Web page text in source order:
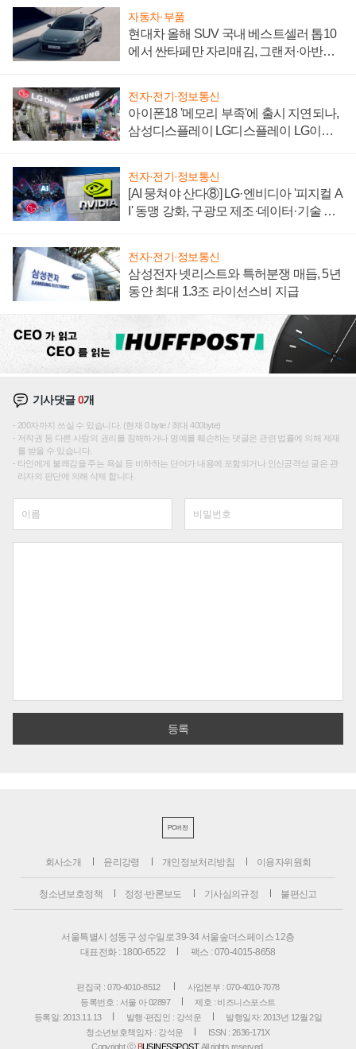
자동차·부품
현대차 올해 SUV 국내 베스트셀러 톱10
에서 싼타페만 자리매김, 그랜저·아반떼
전자·전기·정보통신
아이폰18 '메모리 부족'에 출시 지연되나,
삼성디스플레이 LG디스플레이 LG이노
전자·전기·정보통신
[AI 뭉쳐야 산다⑧] LG·엔비디아 '피지컬 A
I' 동맹 강화, 구광모 제조·데이터·기술 결
전자·전기·정보통신
삼성전자 넷리스트와 특허분쟁 매듭, 5년
동안 최대 1.3조 라이선스비 지급
기사댓글0개
200자까지 쓰실 수 있습니다. (현재 0 byte / 최대 400byte)
저작권 등 다른 사람의 권리를 침해하거나 명예를 훼손하는 댓글은 관련 법률에 의해 제재
를 받을 수 있습니다.
타인에게 불쾌감을 주는 욕설 등 비하하는 단어가 내용에 포함되거나 인신공격성 글은 관
리자의 판단에 의해 삭제 합니다.
PC버전
회사소개 윤리강령 개인정보처리방침 이용자위원회
청소년보호정책 정정·반론보도 기사심의규정 불편신고
서울특별시 성동구 성수일로 39-34 서울숲더스페이스 12층
대표전화 : 1800-6522
팩스 : 070-4015-8658
편집국 : 070-4010-8512
사업본부 : 070-4010-7078
등록번호 : 서울 아 02897
제호 : 비즈니스포스트
등록일: 2013.11.13
발행·편집인 : 강석운
발행일자: 2013년 12월 2일
청소년보호책임자 : 강석운
ISSN : 2636-171X
Copyright ⓒ BUSINESSPOST. All rights reserved.